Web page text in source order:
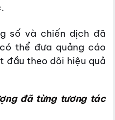
số và chiến dịch đã
thể đưa quảng cáo
đầu theo dõi hiệu quả
đã từng tương tác